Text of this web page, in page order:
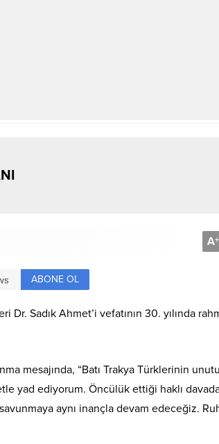
A+
ABONE OL
Sadık Ahmet’i vefatının 30. yılında
mesajında, “Batı Trakya Türklerinin
yad ediyorum. Öncülük ettiği haklı
aynı inançla devam edeceğiz.